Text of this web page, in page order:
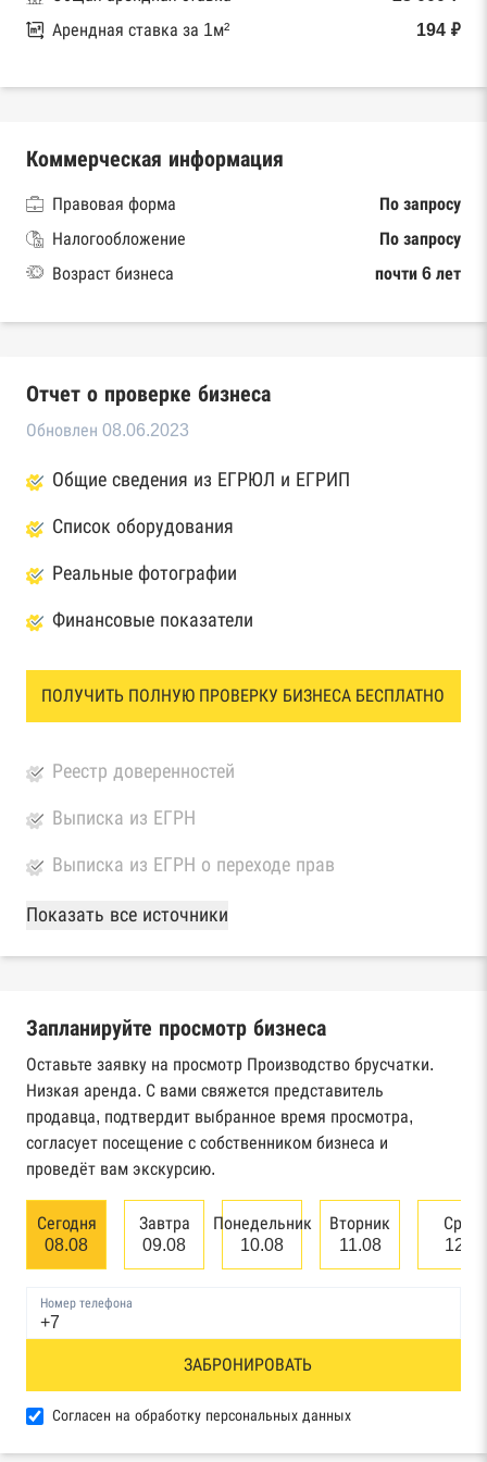
Арендная ставка за 1м²
194 ₽
Коммерческая информация
Правовая форма
По запросу
Налогообложение
По запросу
Возраст бизнеса
почти 6 лет
Отчет о проверке бизнеса
Обновлен 08.06.2023
Общие сведения из ЕГРЮЛ и ЕГРИП
Список оборудования
Реальные фотографии
Финансовые показатели
ПОЛУЧИТЬ ПОЛНУЮ ПРОВЕРКУ БИЗНЕСА БЕСПЛАТНО
Реестр доверенностей
Выписка из ЕГРН
Выписка из ЕГРН о переходе прав
База Росстата
Реестры ЕГРЮЛ и ЕГРИП Федеральной
Реестр государственных контрактов
Федерального казначейства
Картотека арбитражных дел Высшего
арбитражного суда
банкротстве юридических лиц
Единый федеральный реестр сведений о
банкротстве физических лиц
Реестр товарных знаков и знаков обслуживания
База исполнительного производства
Показать все источники
Запланируйте просмотр бизнеса
Оставьте заявку на просмотр Производство брусчатки.
Низкая аренда. С вами свяжется представитель
продавца, подтвердит выбранное время просмотра,
согласует посещение с собственником бизнеса и
проведёт вам экскурсию.
Сегодня
08.08
Завтра
09.08
Понедельник
10.08
Вторник
11.08
12.08
Номер телефона
ЗАБРОНИРОВАТЬ
Согласен на обработку персональных данных